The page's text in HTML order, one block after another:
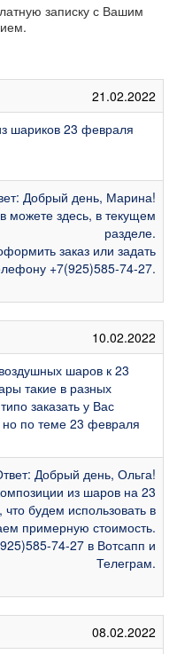
записку с Вашим
21.02.2022
шариков 23 февраля
Добрый день, Марина!
можете здесь, в текущем
разделе.
заказ или задать
+7(925)585-74-27.
10.02.2022
шаров к 23
такие в разных
заказать у Вас
по теме 23 февраля
Добрый день, Ольга!
из шаров на 23
будем использовать в
примерную стоимость.
74-27 в Вотсапп и
Телеграм.
08.02.2022